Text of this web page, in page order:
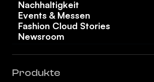
Nachhaltigkeit
Events & Messen
Fashion Cloud Stories
Newsroom
Produkte